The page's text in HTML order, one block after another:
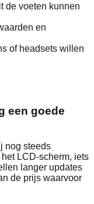
de voeten kunnen
en
of headsets willen
een goede
nog steeds
LCD‑scherm, iets
langer updates
de prijs waarvoor